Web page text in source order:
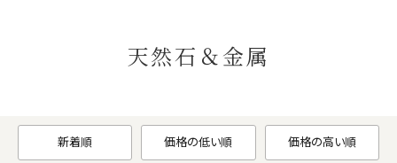
天然石＆金属
新着順 価格の低い順 価格の高い順